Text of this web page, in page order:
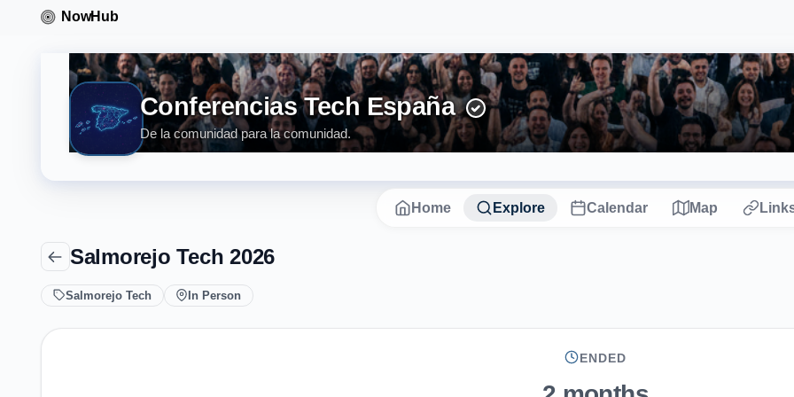
Conferencias Tech España
De la comunidad para la comunidad.
Home Explore Calendar Map
Salmorejo Tech 2026
Salmorejo Tech In Person
ENDED